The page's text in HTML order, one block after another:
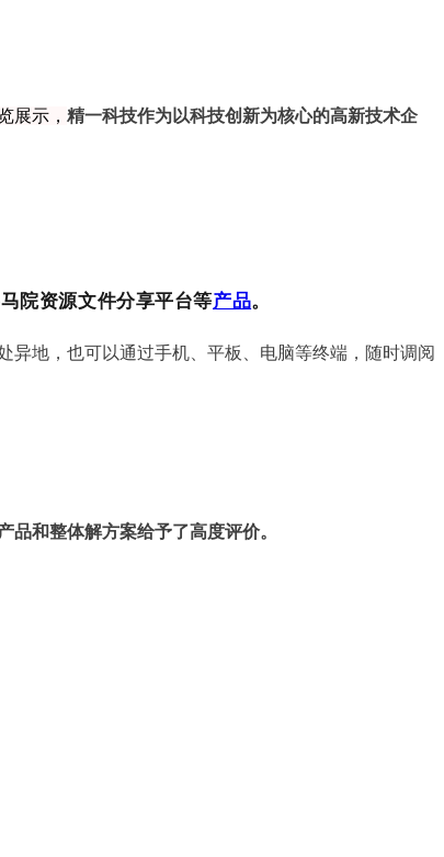
展示， 精一科技作为以科技创新为核心的高新技术企
院资源文件分享平台等产品。
地，也可以通过手机、平板、电脑等终端，随时调阅
和整体解方案给予了高度评价。